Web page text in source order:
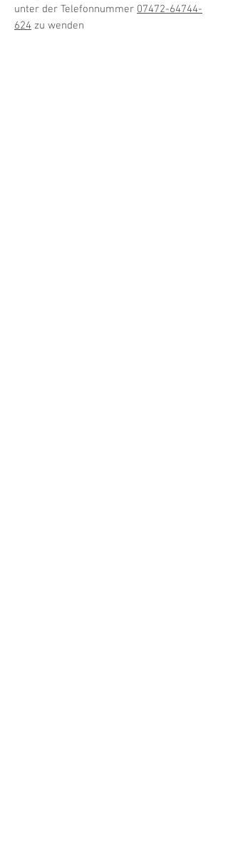
unter der Telefonnummer 07472-64744-
624 zu wenden